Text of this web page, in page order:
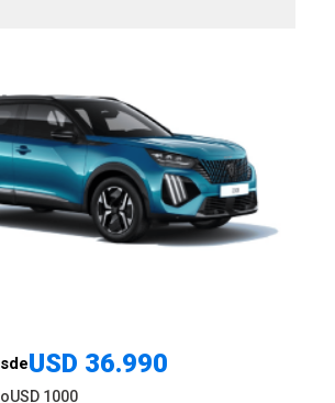
USD 36.990
USD 1000